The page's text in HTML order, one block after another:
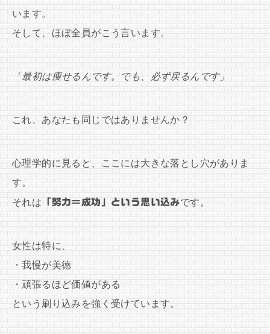
います。
そして、ほぼ全員がこう言います。
「最初は痩せるんです。でも、必ず戻るんです」
これ、あなたも同じではありませんか？
心理学的に見ると、ここには大きな落とし穴がありま
す。
それは 「努力＝成功」という思い込みです。
女性は特に、
・我慢が美徳
・頑張るほど価値がある
という刷り込みを強く受けています。